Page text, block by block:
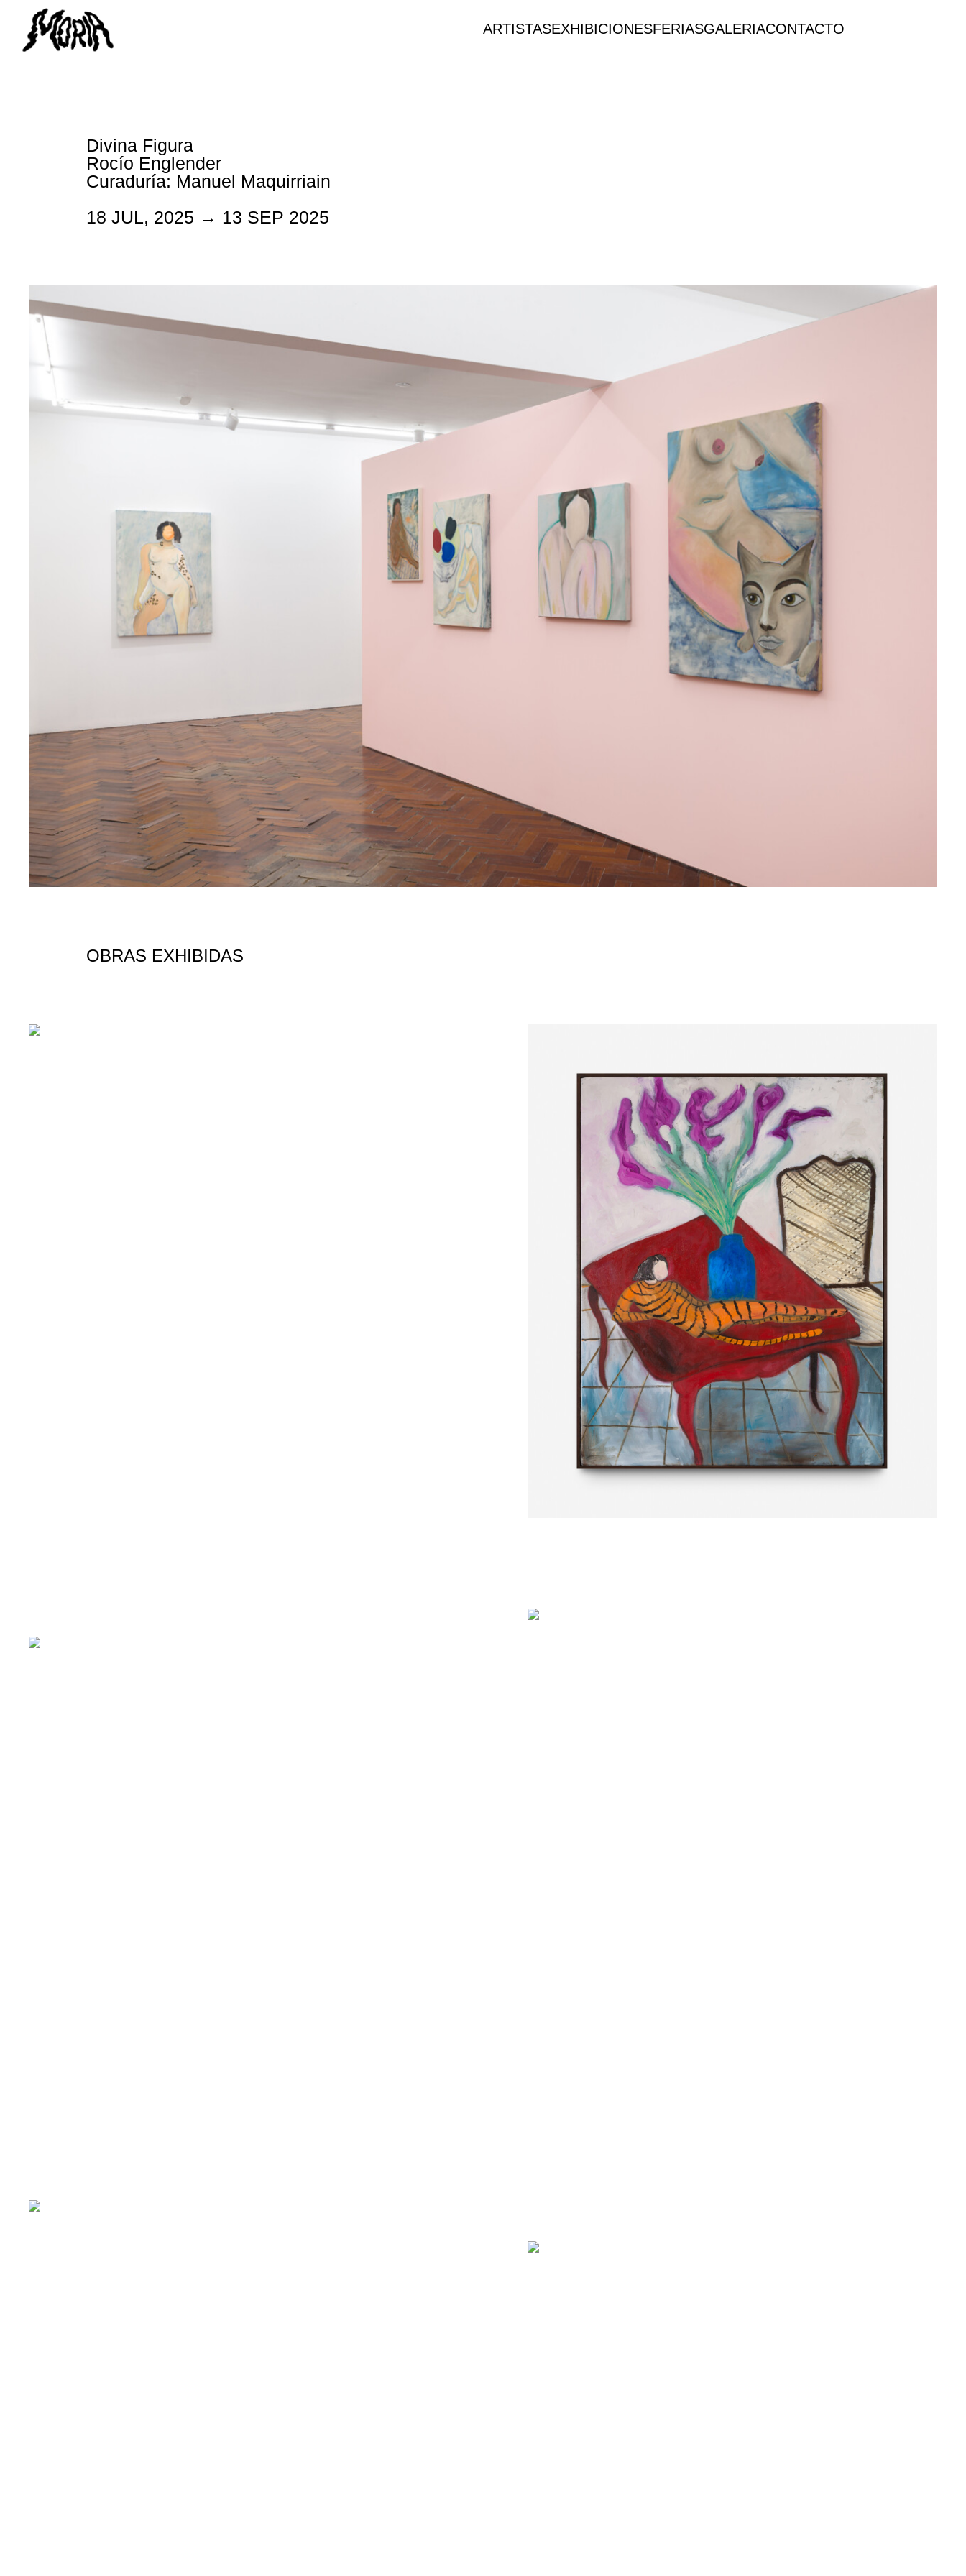
ARTISTASEXHIBICIONESFERIASGALERIACONTACTO
Divina Figura
Rocío Englender
Curaduría: Manuel Maquirriain
18 JUL, 2025 → 13 SEP 2025
OBRAS EXHIBIDAS